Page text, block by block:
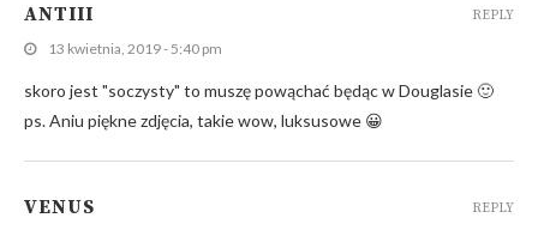
ANTIII
13 kwietnia, 2019 - 5:40 pm
skoro jest "soczysty" to muszę powąchać będąc w Douglasie 🙂
ps. Aniu piękne zdjęcia, takie wow, luksusowe 😀
REPLY
VENUS REPLY